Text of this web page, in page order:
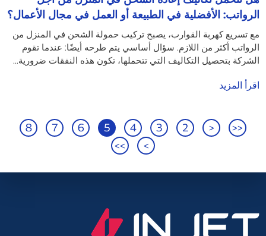
الرواتب: الأفضلية في الطبيعة أو العمل في مجال الأعمال؟
دليل التقييم 2025
مع تسريع كهربة القوارب، يصبح تركيب حمولة الشحن في المنزل من
الرواتب أكثر من اللازم. سؤال أساسي يتم طرحه أيضًا: عندما تقوم
الشركة بتحصيل التكاليف التي تتحملها، تكون هذه النفقات ضرورية...
اقرأ المزيد
<<
<
2
3
4
5
6
7
8
>
>>